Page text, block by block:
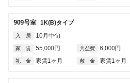
909号室 1K(B)タイプ
入 居 10月中旬
家 賃 55,000円 共益費 6,000円
礼 金 家賃1ヶ月 敷 金 家賃1ヶ月